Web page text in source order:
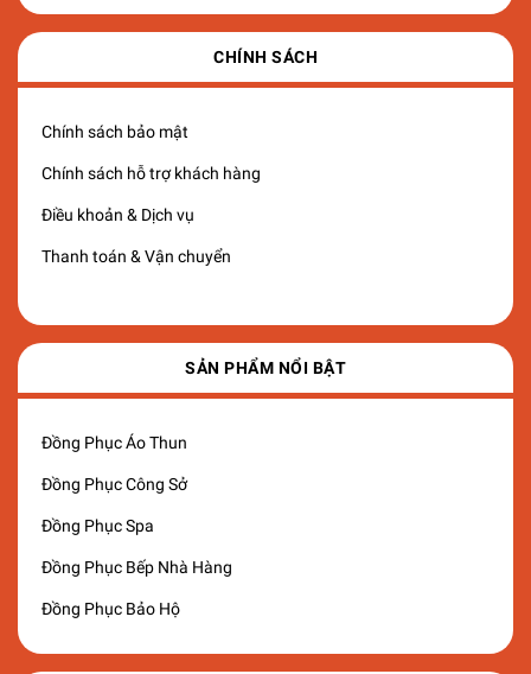
CHÍNH SÁCH
Chính sách bảo mật
Chính sách hỗ trợ khách hàng
Điều khoản & Dịch vụ
Thanh toán & Vận chuyển
SẢN PHẨM NỔI BẬT
Đồng Phục Áo Thun
Đồng Phục Công Sở
Đồng Phục Spa
Đồng Phục Bếp Nhà Hàng
Đồng Phục Bảo Hộ